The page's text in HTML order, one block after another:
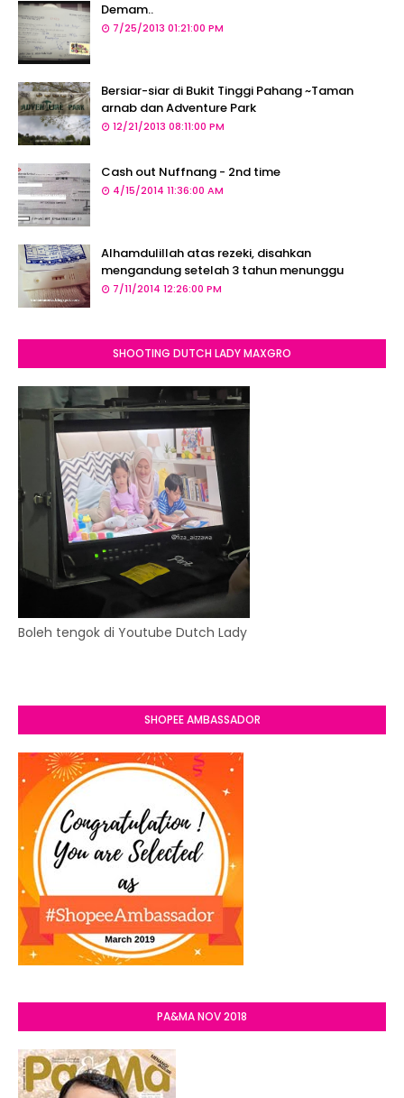
Demam..
7/25/2013 01:21:00 PM
Bersiar-siar di Bukit Tinggi Pahang ~Taman
arnab dan Adventure Park
12/21/2013 08:11:00 PM
Cash out Nuffnang - 2nd time
4/15/2014 11:36:00 AM
Alhamdulillah atas rezeki, disahkan
mengandung setelah 3 tahun menunggu
7/11/2014 12:26:00 PM
SHOOTING DUTCH LADY MAXGRO
Boleh tengok di Youtube Dutch Lady
SHOPEE AMBASSADOR
PA&MA NOV 2018